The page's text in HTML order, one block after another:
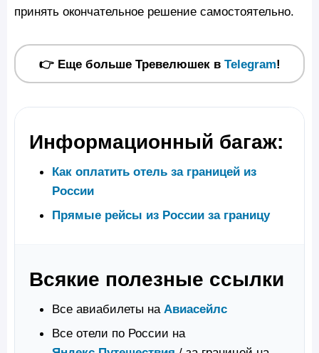
принять окончательное решение самостоятельно.
👉 Еще больше Тревелюшек в Telegram!
Информационный багаж:
Как оплатить отель за границей из
России
Прямые рейсы из России за границу
Всякие полезные ссылки
Все авиабилеты наАвиасейлс
Все отели по России на